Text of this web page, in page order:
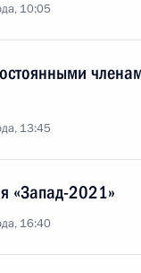
10:05
13:45
«Запад-2021»
16:40